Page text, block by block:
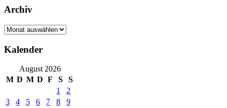
Archiv
Archiv
Kalender
August 2026
M D M D F S
S
1
2
3
4 5 6 7 8
9